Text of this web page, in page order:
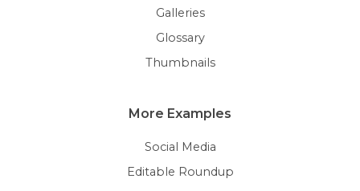
Galleries
Glossary
Thumbnails
More Examples
Social Media
Editable Roundup